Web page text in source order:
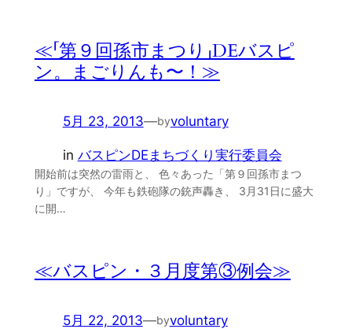
≪「第９回孫市まつり」DEバスピ
ン。まごりんも〜！≫
5月 23, 2013—byvoluntary
in バスピンDEまちづくり実行委員会
開始前は突然の雷雨と、 色々あった「第９回孫市まつ
り」ですが、 今年も鉄砲隊の銃声轟き、 3月31日に盛大
に開…
≪バスピン・３月度第③例会≫
5月 22, 2013—byvoluntary